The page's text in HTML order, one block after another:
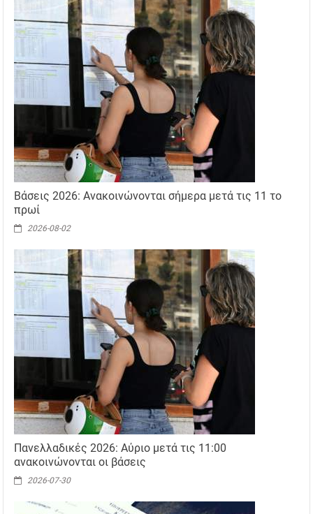
Βάσεις 2026: Ανακοινώνονται σήμερα μετά τις 11 το
πρωί
2026-08-02
Πανελλαδικές 2026: Αύριο μετά τις 11:00
ανακοινώνονται οι βάσεις
2026-07-30